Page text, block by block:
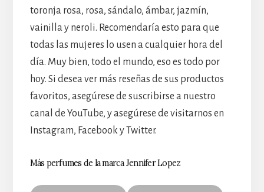
toronja rosa, rosa, sándalo, ámbar, jazmín,
vainilla y neroli. Recomendaría esto para que
todas las mujeres lo usen a cualquier hora del
día. Muy bien, todo el mundo, eso es todo por
hoy. Si desea ver más reseñas de sus productos
favoritos, asegúrese de suscribirse a nuestro
canal de YouTube, y asegúrese de visitarnos en
Instagram, Facebook y Twitter.
Más perfumes de la marca Jennifer Lopez